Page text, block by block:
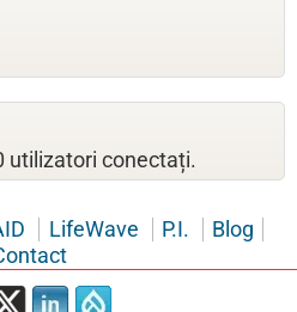
utilizatori conectați.
LifeWave P.I.
Blog